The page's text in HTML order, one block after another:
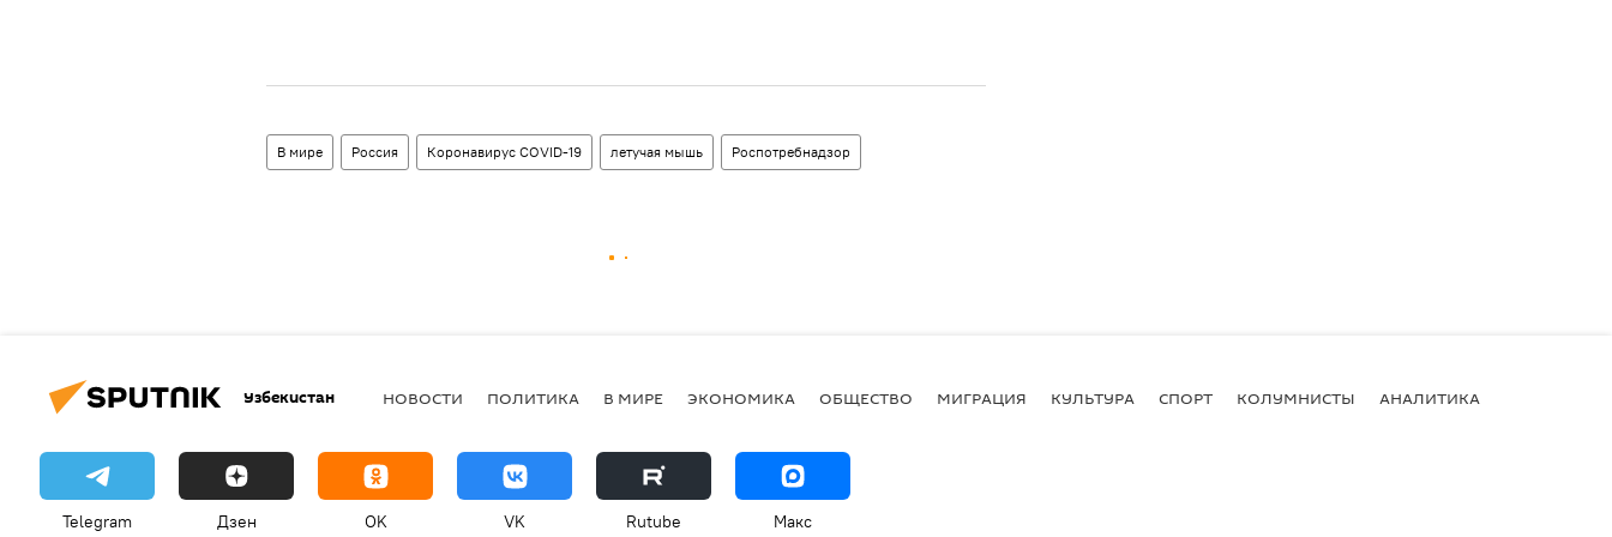
В мире Россия Коронавирус COVID-19 летучая мышь Роспотребнадзор
Узбекистан НОВОСТИ ПОЛИТИКА В МИРЕ ЭКОНОМИКА ОБЩЕСТВО МИГРАЦИЯ КУЛЬТУРА СПОРТ КОЛУМНИСТЫ АНАЛИТИКА
Telegram Дзен OK VK Rutube Макс